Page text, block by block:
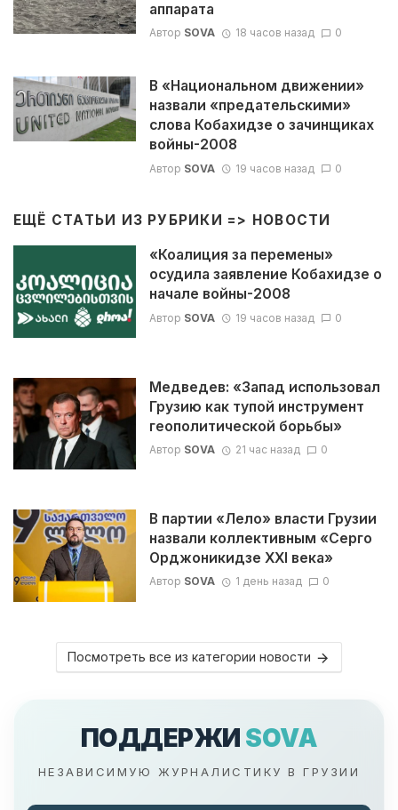
аппарата
Автор SOVA 18 часов назад 0
В «Национальном движении»
назвали «предательскими»
слова Кобахидзе о зачинщиках
войны-2008
Автор SOVA 19 часов назад 0
ЕЩЁ СТАТЬИ ИЗ РУБРИКИ => НОВОСТИ
«Коалиция за перемены»
осудила заявление Кобахидзе о
начале войны-2008
Автор SOVA 19 часов назад 0
Медведев: «Запад использовал
Грузию как тупой инструмент
геополитической борьбы»
Автор SOVA 21 час назад 0
В партии «Лело» власти Грузии
назвали коллективным «Серго
Орджоникидзе XXI века»
Автор SOVA 1 день назад 0
Посмотреть все из категории новости
ПОДДЕРЖИ SOVA
НЕЗАВИСИМУЮ ЖУРНАЛИСТИКУ В ГРУЗИИ